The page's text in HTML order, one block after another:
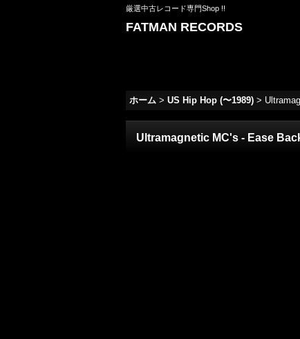
厳選中古レコード専門Shop !!
FATMAN RECORDS
ホーム > US Hip Hop (〜1989) >
Ultramagnetic MC's - Ease